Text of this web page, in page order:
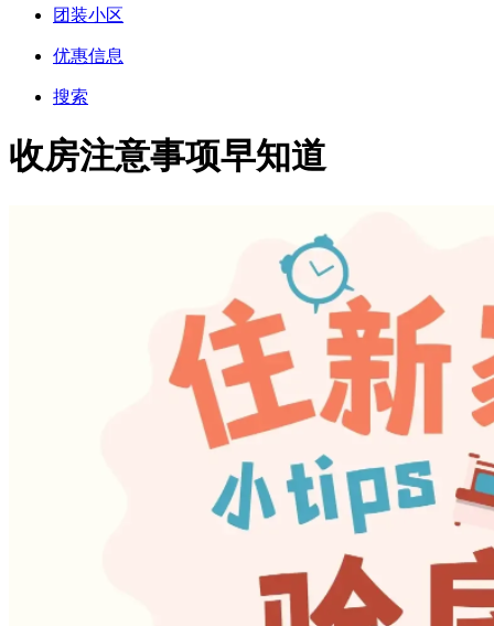
团装小区
优惠信息
搜索
收房注意事项早知道